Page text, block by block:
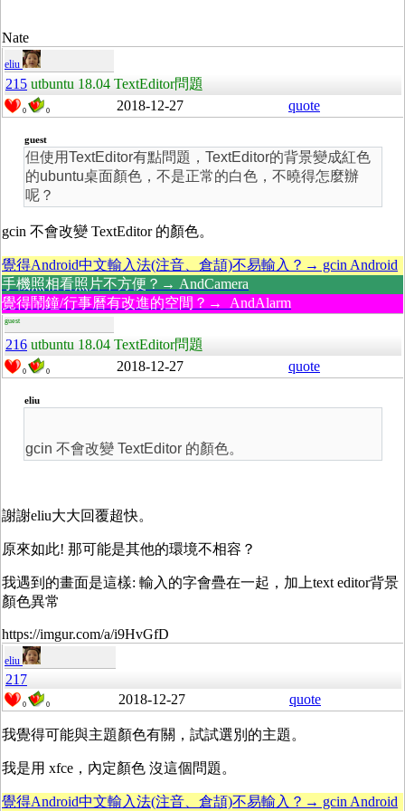
Nate
eliu
215 utbuntu 18.04 TextEditor問題
0 0 2018-12-27 quote
guest
但使用TextEditor有點問題，TextEditor的背景變成紅色
的ubuntu桌面顏色，不是正常的白色，不曉得怎麼辦
呢？
gcin 不會改變 TextEditor 的顏色。
覺得Android中文輸入法(注音、倉頡)不易輸入？→ gcin Android
手機照相看照片不方便？→ AndCamera
覺得鬧鐘/行事曆有改進的空間？→ AndAlarm
guest
216 utbuntu 18.04 TextEditor問題
0 0 2018-12-27 quote
eliu
gcin 不會改變 TextEditor 的顏色。
謝謝eliu大大回覆超快。
原來如此! 那可能是其他的環境不相容？
我遇到的畫面是這樣: 輸入的字會疊在一起，加上text editor背景
顏色異常
https://imgur.com/a/i9HvGfD
eliu
217
0 0 2018-12-27 quote
我覺得可能與主題顏色有關，試試選別的主題。
我是用 xfce，內定顏色 沒這個問題。
覺得Android中文輸入法(注音、倉頡)不易輸入？→ gcin Android